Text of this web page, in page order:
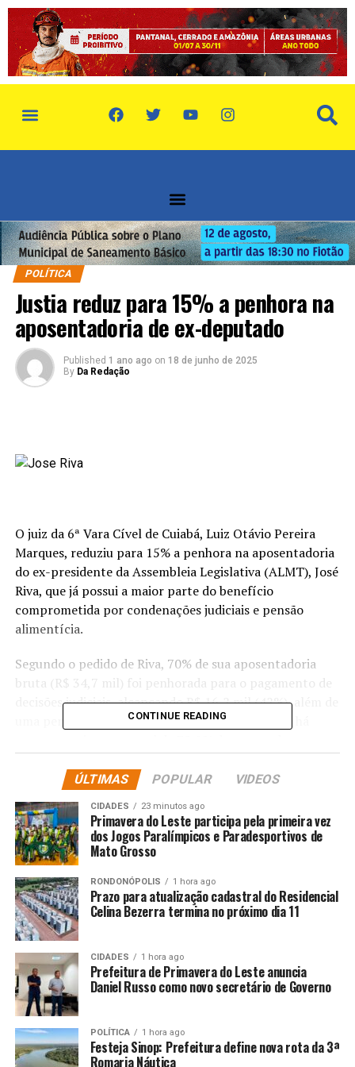
POLÍTICA
Justia reduz para 15% a penhora na
aposentadoria de ex-deputado
Published 1 ano ago on 18 de junho de 2025
By Da Redação
O juiz da 6ª Vara Cível de Cuiabá, Luiz Otávio Pereira
Marques, reduziu para 15% a penhora na aposentadoria
do ex-presidente da Assembleia Legislativa (ALMT), José
Riva, que já possui a maior parte do benefício
comprometida por condenações judiciais e pensão
alimentícia.
Segundo o pedido de Riva, 70% de sua aposentadoria
bruta (R$ 34,7 mil) foi penhorada para o pagamento de
decisões judiciais, alcançando R$ 16,2 mil (42%), além de
uma pensão alimentícia de R$ 8,4 mil. “Aduz que há
incluindo pensão alimentícia e duas penhoras judiciais, o
que viola os princípios da dignidade da pessoa humana e
autos.
Na decisão, publicada na última segunda-feira (17), o
juiz concordou com o pedido, limitando a penhora em
15% (R$ 5,2 mil). Uma determinação de agosto de 2024
havia estabelecido o sequestro de 30% da aposentadoria.
“No caso concreto, verifico que o executado comprova
documentalmente que seus proventos brutos totalizam
R$ 34.774,64, dos quais já são descontados R$
16.201,31, correspondendo a 46,6% do total. Somando-
se a pensão alimentícia de R$ 8.472,00, o
comprometimento alcança 70,9% dos proventos,
percentual que efetivamente extrapola os limites da
CONTINUE READING
ÚLTIMAS POPULAR VIDEOS
CIDADES 23 minutos ago
Primavera do Leste participa pela primeira vez
dos Jogos Paralímpicos e Paradesportivos de
Mato Grosso
RONDONÓPOLIS 1 hora ago
Prazo para atualização cadastral do Residencial
Celina Bezerra termina no próximo dia 11
CIDADES 1 hora ago
Prefeitura de Primavera do Leste anuncia
Daniel Russo como novo secretário de Governo
POLÍTICA 1 hora ago
Festeja Sinop: Prefeitura define nova rota da 3ª
Romaria Náutica